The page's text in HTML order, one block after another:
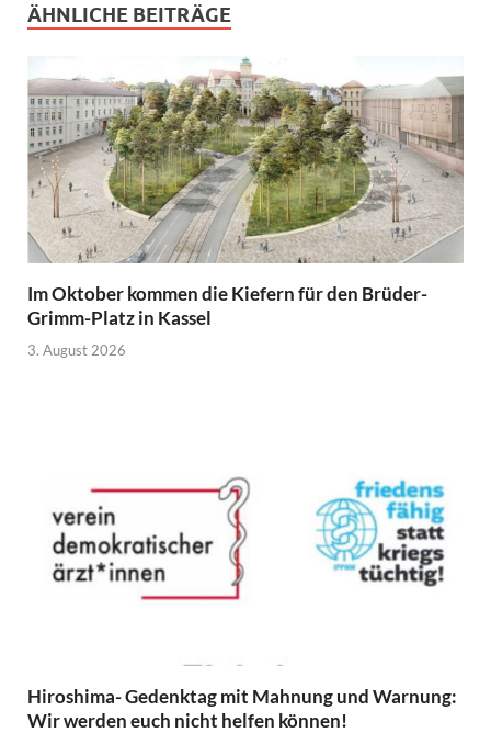
ÄHNLICHE BEITRÄGE
Im Oktober kommen die Kiefern für den Brüder-
Grimm-Platz in Kassel
3. August 2026
Hiroshima- Gedenktag mit Mahnung und Warnung:
Wir werden euch nicht helfen können!